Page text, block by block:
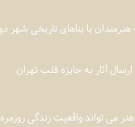
هنرمندان با بناهای تاریخی
می تواند واقعيت زندگی